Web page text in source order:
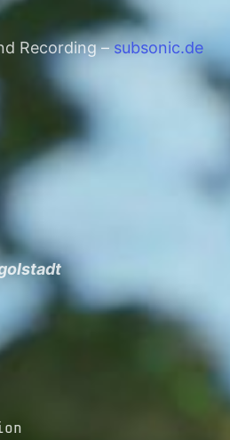
Recording –subsonic.de